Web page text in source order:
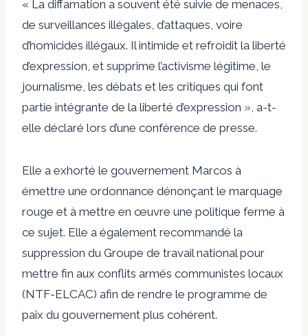
« La diffamation a souvent été suivie de menaces,
de surveillances illégales, d’attaques, voire
d’homicides illégaux. Il intimide et refroidit la liberté
d’expression, et supprime l’activisme légitime, le
journalisme, les débats et les critiques qui font
partie intégrante de la liberté d’expression », a-t-
elle déclaré lors d’une conférence de presse.
Elle a exhorté le gouvernement Marcos à
émettre une ordonnance dénonçant le marquage
rouge et à mettre en œuvre une politique ferme à
ce sujet. Elle a également recommandé la
suppression du Groupe de travail national pour
mettre fin aux conflits armés communistes locaux
(NTF-ELCAC) afin de rendre le programme de
paix du gouvernement plus cohérent.